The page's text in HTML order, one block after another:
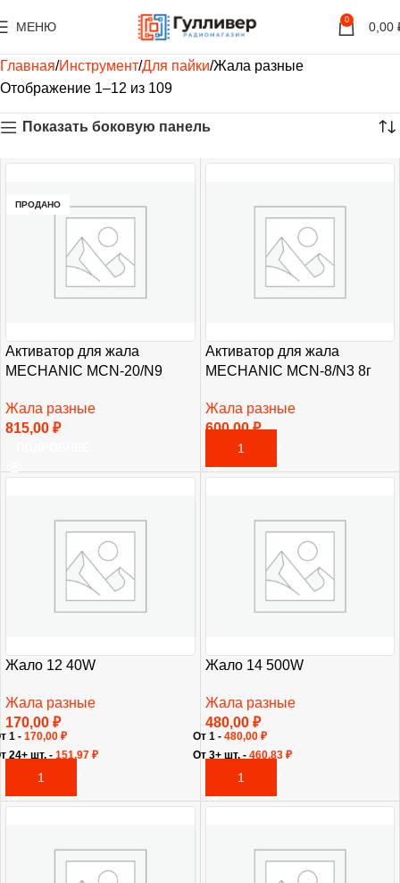
МЕНЮ 0 0,00
Главная Инструмент Для пайки Жала разные
Отображение 1–12 из 109
Показать боковую панель
ПРОДАНО
Активатор для жала
MECHANIC MCN-20/N9
Жала разные
815,00 ₽
Активатор для жала
MECHANIC MCN-8/N3 8г
Жала разные
600,00₽
В КОРЗИНУ
Жало 12 40W
Жала разные
170,00 ₽
В КОРЗИНУ
1 - 170,00 ₽
24+ шт. - 151,97 ₽
Жало 14 500W
Жала разные
480,00 ₽
В КОРЗИНУ
От 1 - 480,00 ₽
От 3+ шт. - 460,83 ₽